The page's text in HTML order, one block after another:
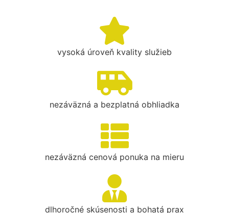
vysoká úroveň kvality služieb
nezáväzná a bezplatná obhliadka
nezáväzná cenová ponuka na mieru
dlhoročné skúsenosti a bohatá prax